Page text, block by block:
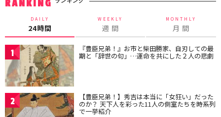
RANKING
DAILY
24時間
WEEKLY
週 間
MONTHLY
月 間
1 『豊臣兄弟！』お市と柴田勝家、自刃しての最
期と「辞世の句」…運命を共にした２人の悲劇
2 【豊臣兄弟！】秀吉は本当に「女狂い」だった
のか？ 天下人を彩った11人の側室たちを時系列
で一挙紹介